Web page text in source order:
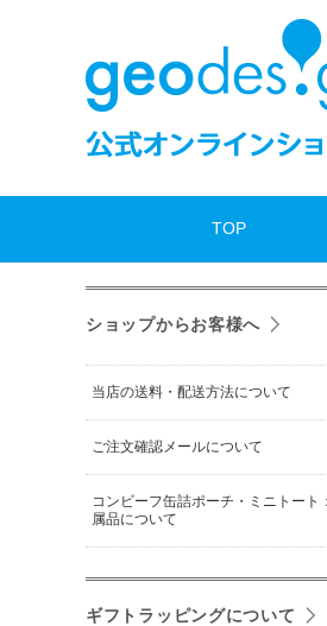
TOP
ショップからお客様へ
当店の送料・配送方法について
ご注文確認メールについて
コンビーフ缶詰ポーチ・ミニトート
属品について
ギフトラッピングについて